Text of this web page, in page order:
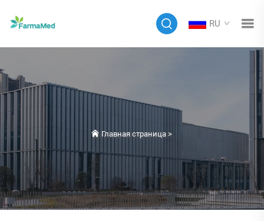
RU
Главная страница>